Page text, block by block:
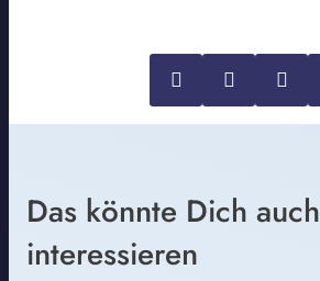
Das könnte Dich auch
interessieren